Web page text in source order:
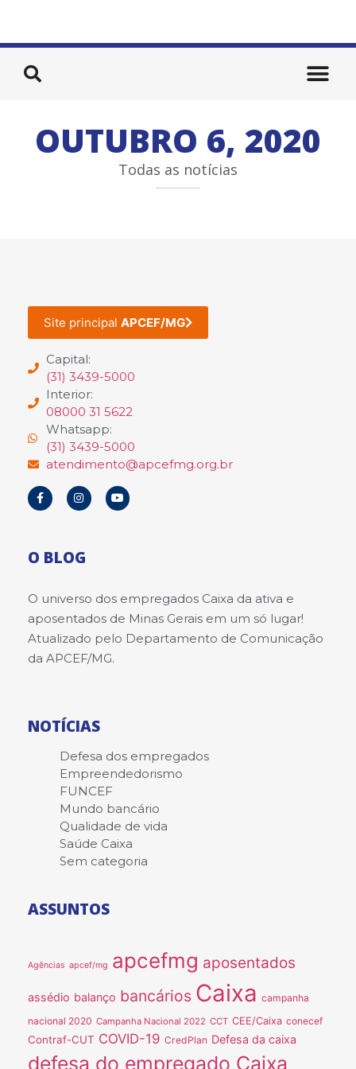
OUTUBRO 6, 2020
Todas as notícias
Site principal APCEF/MG
Capital:
(31) 3439-5000
Interior:
08000 31 5622
Whatsapp:
(31) 3439-5000
atendimento@apcefmg.org.br
O BLOG
O universo dos empregados Caixa da ativa e
aposentados de Minas Gerais em um só lugar!
Atualizado pelo Departamento de Comunicação
da APCEF/MG.
NOTÍCIAS
Defesa dos empregados
Empreendedorismo
FUNCEF
Mundo bancário
Qualidade de vida
Saúde Caixa
Sem categoria
ASSUNTOS
Agências apcef/mg apcefmg aposentados
assédio balanço bancários Caixa campanha
nacional 2020 Campanha Nacional 2022 CCT CEE/Caixa conecef
Contraf-CUT COVID-19 CredPlan Defesa da caixa
defesa do empregado Caixa